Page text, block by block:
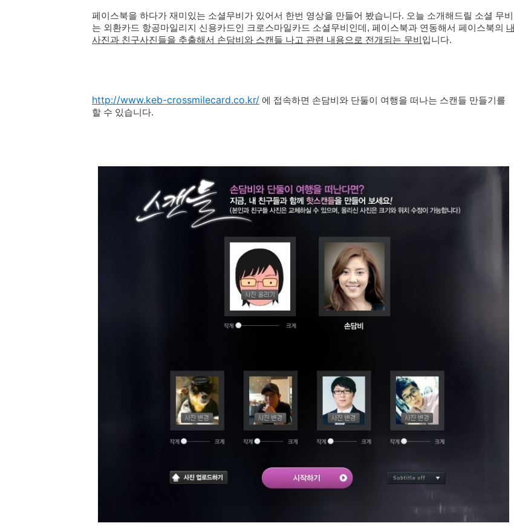
페이스북을 하다가 재미있는 소셜무비가 있어서 한번 영상을 만들어 봤습니다. 오늘 소개해드릴 소셜 무비
는 외환카드 항공마일리지 신용카드인 크로스마일카드 소셜무비인데, 페이스북과 연동해서 페이스북의 내
사진과 친구사진들을 추출해서 손담비와 스캔들 나고 관련 내용으로 전개되는 무비 입니다.
http://www.keb-crossmilecard.co.kr/ 에 접속하면 손담비와 단둘이 여행을 떠나는 스캔들 만들기를
할 수 있습니다.